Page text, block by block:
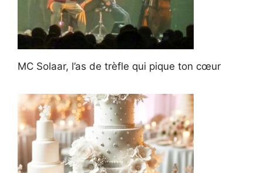
MC Solaar, l’as de trèfle qui pique ton cœur